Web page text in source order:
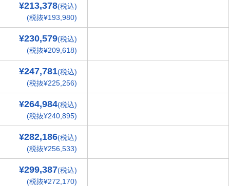
¥213,378(税込)
(税抜¥193,980)
¥230,579(税込)
(税抜¥209,618)
¥247,781(税込)
(税抜¥225,256)
¥264,984(税込)
(税抜¥240,895)
¥282,186(税込)
(税抜¥256,533)
¥299,387(税込)
(税抜¥272,170)